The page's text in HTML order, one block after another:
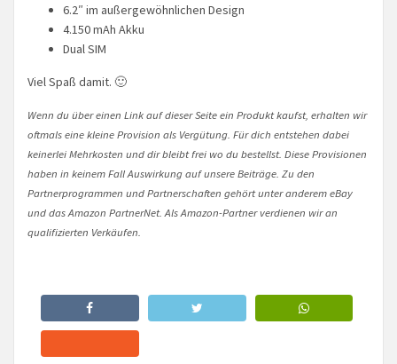
6.2″ im außergewöhnlichen Design
4.150 mAh Akku
Dual SIM
Viel Spaß damit. 🙂
Wenn du über einen Link auf dieser Seite ein Produkt kaufst, erhalten wir
oftmals eine kleine Provision als Vergütung. Für dich entstehen dabei
keinerlei Mehrkosten und dir bleibt frei wo du bestellst. Diese Provisionen
haben in keinem Fall Auswirkung auf unsere Beiträge. Zu den
Partnerprogrammen und Partnerschaften gehört unter anderem eBay
und das Amazon PartnerNet. Als Amazon-Partner verdienen wir an
qualifizierten Verkäufen.